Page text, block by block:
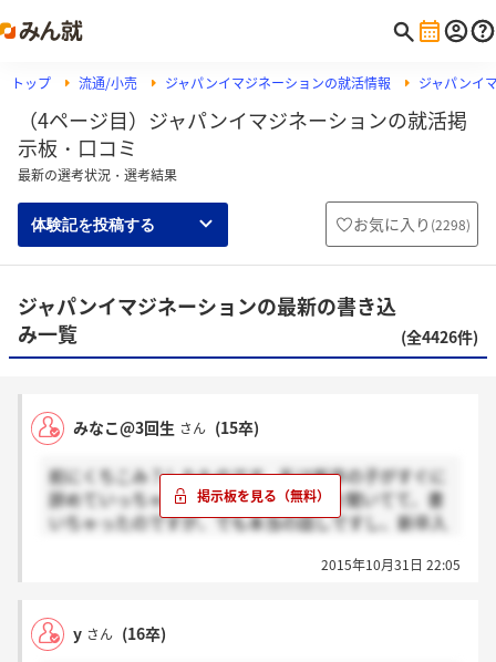
トップ 流通/小売 ジャパンイマジネーションの就活情報 ジャパンイ
（4ページ目）ジャパンイマジネーションの就活掲
示板・口コミ
最新の選考状況・選考結果
体験記を投稿する お気に入り (2298)
ジャパンイマジネーションの最新の書き込
み一覧
(全4426件)
みなこ@3回生 さん (15卒)
前にくちこみ？したものです。私は新卒の子がすぐに
辞めていっちゃって大変っていう話しを聞いてて、書
いちゃったのですが、でも本当の話しですし、新卒入
思って書き込みました。おねぇさんによると、入社前
ないのか？仲良い職場か？皆さんが判断すればいいと
思います。
2015年10月31日 22:05
y さん (16卒)